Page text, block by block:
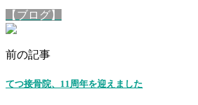
【ブログ】
前の記事
てつ接骨院、11周年を迎えました